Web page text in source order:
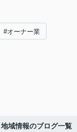
#オーナー業
地域情報のブログ一覧